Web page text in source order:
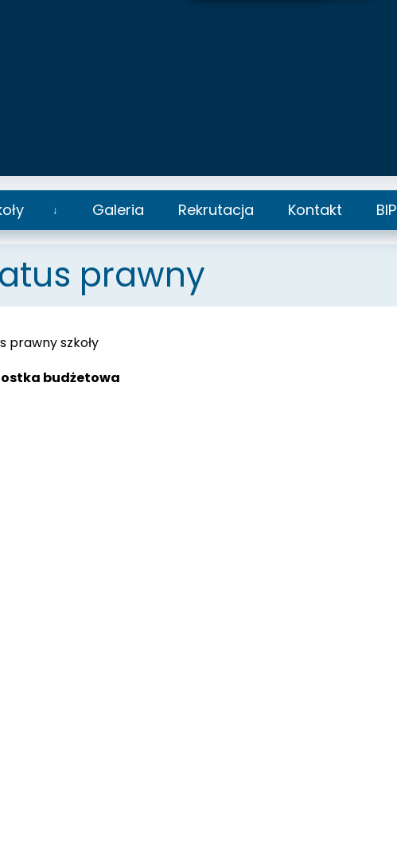
Rozwiń
podmenu
Galeria Rekrutacja Kontakt BIP
prawny
prawny szkoły
budżetowa